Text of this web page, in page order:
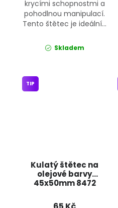
krycími schopnostmi a
pohodlnou manipulací.
Tento štětec je ideální...
Skladem
Kulatý štětec na
olejové barvy
45x50mm 8472
TIP